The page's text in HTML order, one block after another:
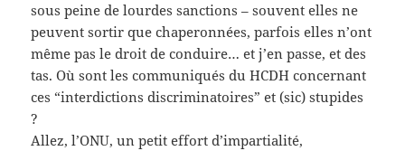
sous peine de lourdes sanctions – souvent elles ne
peuvent sortir que chaperonnées, parfois elles n’ont
même pas le droit de conduire… et j’en passe, et des
tas. Où sont les communiqués du HCDH concernant
ces “interdictions discriminatoires” et (sic) stupides
?
Allez, l’ONU, un petit effort d’impartialité,